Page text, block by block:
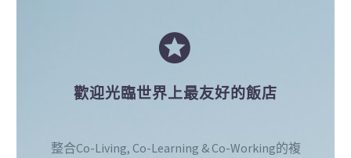


歡迎光臨世界上最友好的飯店
整合Co-Living, Co-Learning & Co-Working的複